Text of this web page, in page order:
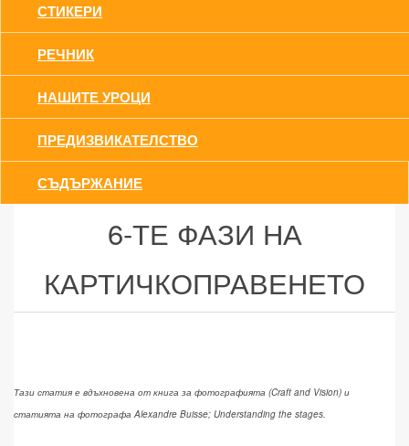
СТИКЕРИ
РЕЧНИК
НАШИТЕ УРОЦИ
ПРЕДИЗВИКАТЕЛСТВО
СЪДЪРЖАНИЕ
6-ТЕ ФАЗИ НА
КАРТИЧКОПРАВЕНЕТО
Тази статия е вдъхновена от книга за фотографията (Craft and Vision) и
статията на фотографа Alexandre Buisse; Understanding the stages.